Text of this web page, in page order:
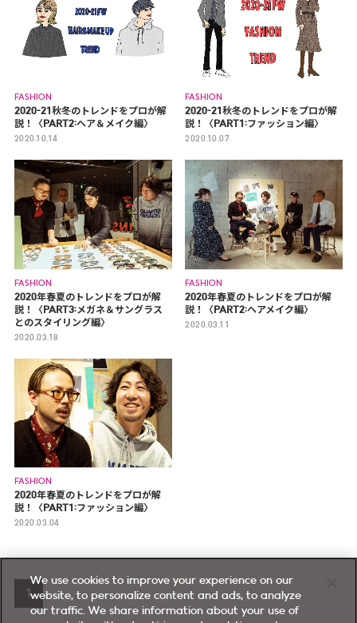
FASHION
2020-21秋冬のトレンドをプロが解
説！〈PART2:ヘア＆メイク編〉
2020.10.14
FASHION
2020-21秋冬のトレンドをプロが解
説！〈PART1:ファッション編〉
2020.10.07
FASHION
2020年春夏のトレンドをプロが解
説！〈PART3:メガネ＆サングラス
とのスタイリング編〉
2020.03.18
FASHION
2020年春夏のトレンドをプロが解
説！〈PART2:ヘアメイク編〉
2020.03.11
FASHION
2020年春夏のトレンドをプロが解
説！〈PART1:ファッション編〉
2020.03.04
1
We use cookies to improve your experience on our
website, to personalize content and ads, to analyze
our traffic. We share information about your use of